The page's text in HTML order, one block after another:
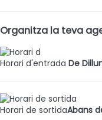
Organitza la teva
Horari d'entrada De
Horari de sortidaAbans